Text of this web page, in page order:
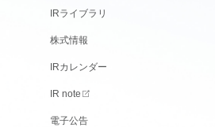
IRライブラリ
株式情報
IRカレンダー
IR note
電子公告